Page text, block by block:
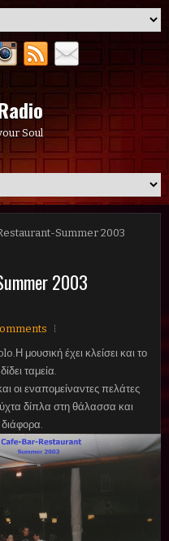
Soul
Summer 2003
2003
μουσική έχει κλείσει και το
ταμεία.
οι εναπομείναντες πελάτες
δίπλα στη θάλασσα και
διάφορα.